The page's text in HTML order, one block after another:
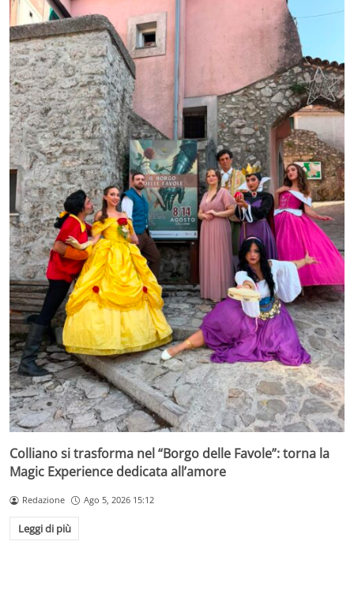
Colliano si trasforma nel “Borgo delle Favole”: torna la
Magic Experience dedicata all’amore
Redazione Ago 5, 2026 15:12
Leggi di più